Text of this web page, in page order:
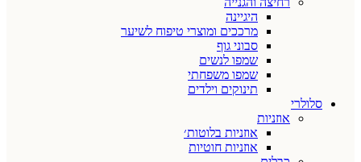
היגיינה
מרככים ומוצרי טיפוח לשיער
סבוני גוף
שמפו לנשים
שמפו משפחתי
תינוקים וילדים
סלולרי
אוזניות
אוזניות בלוטות׳
אוזניות חוטיות